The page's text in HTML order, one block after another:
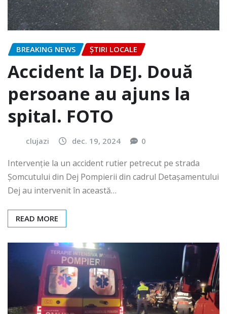
BREAKING NEWS ȘTIRI LOCALE
Accident la DEJ. Două
persoane au ajuns la
spital. FOTO
clujazi dec. 19, 2024 0
Intervenție la un accident rutier petrecut pe strada
Șomcutului din Dej Pompierii din cadrul Detașamentului
Dej au intervenit în această…
READ MORE